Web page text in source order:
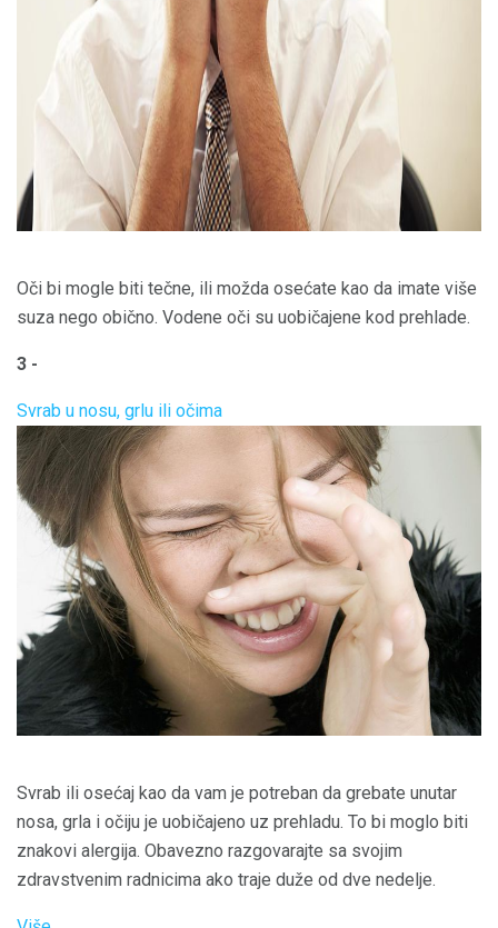
ad
Oči bi mogle biti tečne, ili možda osećate kao da imate više
suza nego obično. Vodene oči su uobičajene kod prehlade.
3 -
Svrab u nosu, grlu ili očima
Svrab ili osećaj kao da vam je potreban da grebate unutar
nosa, grla i očiju je uobičajeno uz prehladu. To bi moglo biti
znakovi alergija. Obavezno razgovarajte sa svojim
zdravstvenim radnicima ako traje duže od dve nedelje.